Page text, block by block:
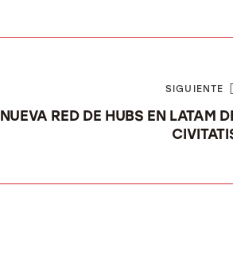
SIGUIENTE
NUEVA RED DE HUBS EN LATAM